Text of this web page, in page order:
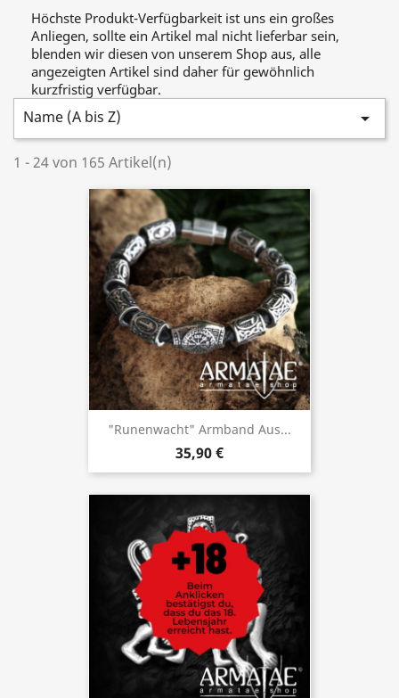
Höchste Produkt-Verfügbarkeit ist uns ein großes
Anliegen, sollte ein Artikel mal nicht lieferbar sein,
blenden wir diesen von unserem Shop aus, alle
angezeigten Artikel sind daher für gewöhnlich
kurzfristig verfügbar.
Name (A bis Z) 
1 - 24 von 165 Artikel(n)
"Runenwacht" Armband Aus...
35,90 €